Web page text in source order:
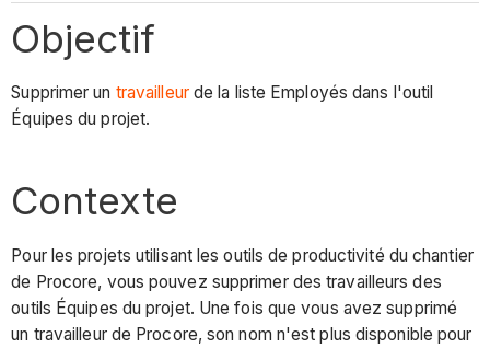
Objectif
Supprimer un travailleurde la liste Employés dans l'outil
Équipes du projet.
Contexte
Pour les projets utilisant les outils de productivité du chantier
de Procore, vous pouvez supprimer des travailleurs des
outils Équipes du projet. Une fois que vous avez supprimé
un travailleur de Procore, son nom n'est plus disponible pour